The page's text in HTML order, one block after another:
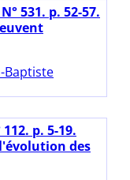
531. p. 52-57.
Baptiste
p. 5-19.
des